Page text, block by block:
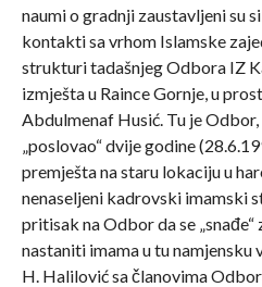
naumi o gradnji zaustavljeni su
kontakti sa vrhom Islamske
strukturi tadašnjeg Odbora IZ
izmješta u Raince Gornje, u
Abdulmenaf Husić. Tu je Odbor,
„poslovao“ dvije godine
premješta na staru lokaciju u
nenaseljeni kadrovski imamski
pritisak na Odbor da se
nastaniti imama u tu namjensku
H. Halilović sa članovima